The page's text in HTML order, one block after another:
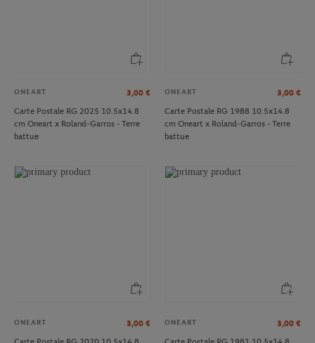
ONEART 3,00 €
Carte Postale RG 2025 10.5x14.8
cm Oneart x Roland-Garros - Terre
battue
ONEART 3,00 €
Carte Postale RG 1988 10.5x14.8
cm Oneart x Roland-Garros - Terre
battue
ONEART 3,00 €
ONEART 3,00 €